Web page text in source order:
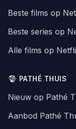
Beste films op
Beste series op
Alle films op
PATHÉ THUIS
Nieuw op Pathé
Aanbod Pathé